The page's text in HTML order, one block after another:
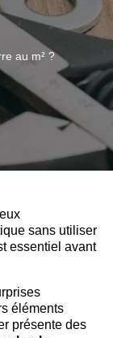
au m² ?
sans utiliser
essentiel avant
éléments
présente des